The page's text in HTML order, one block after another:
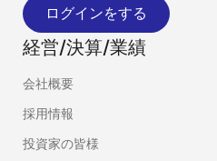
ログインをする
経営/決算/業績
会社概要
採用情報
投資家の皆様